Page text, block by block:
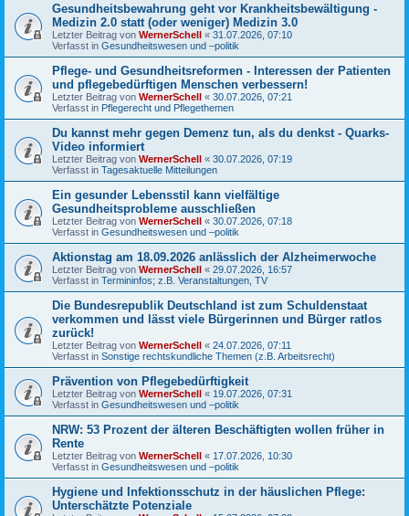
Gesundheitsbewahrung geht vor Krankheitsbewältigung -
Medizin 2.0 statt (oder weniger) Medizin 3.0
Letzter Beitrag von WernerSchell « 31.07.2026, 07:10
Verfasst in Gesundheitswesen und –politik
Pflege- und Gesundheitsreformen - Interessen der Patienten
und pflegebedürftigen Menschen verbessern!
Letzter Beitrag von WernerSchell « 30.07.2026, 07:21
Verfasst in Pflegerecht und Pflegethemen
Du kannst mehr gegen Demenz tun, als du denkst - Quarks-
Video informiert
Letzter Beitrag von WernerSchell « 30.07.2026, 07:19
Verfasst in Tagesaktuelle Mitteilungen
Ein gesunder Lebensstil kann vielfältige
Gesundheitsprobleme ausschließen
Letzter Beitrag von WernerSchell « 30.07.2026, 07:18
Verfasst in Gesundheitswesen und –politik
Aktionstag am 18.09.2026 anlässlich der Alzheimerwoche
Letzter Beitrag von WernerSchell « 29.07.2026, 16:57
Verfasst in Termininfos; z.B. Veranstaltungen, TV
Die Bundesrepublik Deutschland ist zum Schuldenstaat
verkommen und lässt viele Bürgerinnen und Bürger ratlos
zurück!
Letzter Beitrag von WernerSchell « 24.07.2026, 07:11
Verfasst in Sonstige rechtskundliche Themen (z.B. Arbeitsrecht)
Prävention von Pflegebedürftigkeit
Letzter Beitrag von WernerSchell « 19.07.2026, 07:31
Verfasst in Gesundheitswesen und –politik
NRW: 53 Prozent der älteren Beschäftigten wollen früher in
Rente
Letzter Beitrag von WernerSchell « 17.07.2026, 10:30
Verfasst in Gesundheitswesen und –politik
Hygiene und Infektionsschutz in der häuslichen Pflege:
Unterschätzte Potenziale